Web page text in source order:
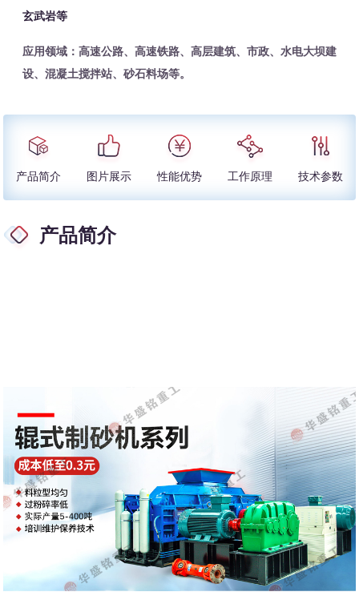
玄武岩等
应用领域：高速公路、高速铁路、高层建筑、市政、水电大坝建
设、混凝土搅拌站、砂石料场等。
产品简介 图片展示 性能优势 工作原理 技术参数
产品简介